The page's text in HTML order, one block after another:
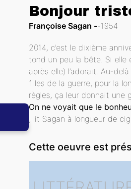
Bonjour
Françoise Sagan 1954
2014, c’est le dixième
tond un peu la bête. Si elle
après elle) l’adorait. Au-
filles de la guerre, pour la
règles, ça leur donnait une
On ne voyait que le
, lit Sagan à longueur de
Cette oeuvre est